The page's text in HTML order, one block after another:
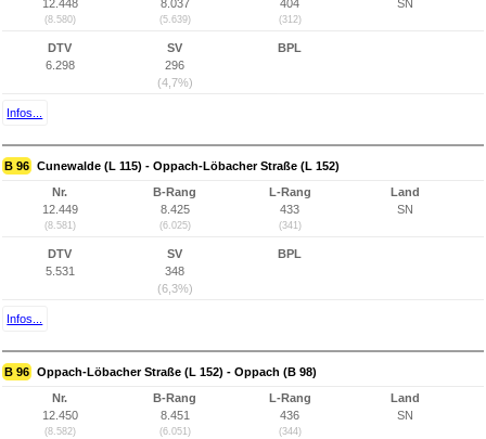
12.448
(8.580)
8.037
(5.639)
404
(312)
SN
DTV
6.298
SV
296
(4,7%)
BPL
Infos...
B 96 Cunewalde (L 115) - Oppach-Löbacher Straße (L 152)
Nr.
12.449
(8.581)
B-Rang
8.425
(6.025)
L-Rang
433
(341)
Land
SN
DTV
5.531
SV
348
(6,3%)
BPL
Infos...
B 96 Oppach-Löbacher Straße (L 152) - Oppach (B 98)
Nr.
12.450
(8.582)
B-Rang
8.451
(6.051)
L-Rang
436
(344)
Land
SN